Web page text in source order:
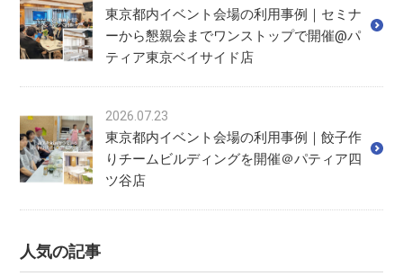
東京都内イベント会場の利用事例｜セミナ
ーから懇親会までワンストップで開催@パ
ティア東京ベイサイド店
2026.07.23
東京都内イベント会場の利用事例｜餃子作
りチームビルディングを開催＠パティア四
ツ谷店
人気の記事